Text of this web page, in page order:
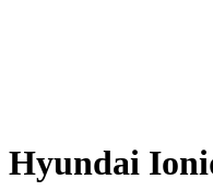
Hyundai